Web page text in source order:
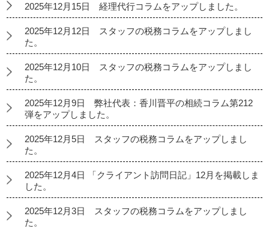
2025年12月15日 経理代行コラムをアップしました。
2025年12月12日 スタッフの税務コラムをアップしまし
た。
2025年12月10日 スタッフの税務コラムをアップしまし
た。
2025年12月9日 弊社代表：香川晋平の相続コラム第212
弾をアップしました。
2025年12月5日 スタッフの税務コラムをアップしまし
た。
2025年12月4日 「クライアント訪問日記」12月を掲載しま
した。
2025年12月3日 スタッフの税務コラムをアップしまし
た。